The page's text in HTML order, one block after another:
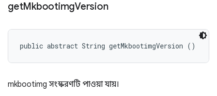
getMkbootimgVersion
public abstract String getMkbootimgVersion ()
mkbootimg সংস্করণটি পাওয়া যায়।